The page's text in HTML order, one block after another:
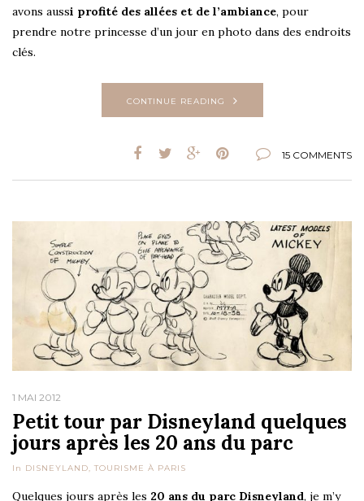
avons aussi profité des allées et de l’ambiance, pour
prendre notre princesse d’un jour en photo dans des endroits
clés.
CONTINUE READING
15 COMMENTS
1 MAI 2012
Petit tour par Disneyland quelques
jours après les 20 ans du parc
In DISNEYLAND, TOURISME À PARIS
Quelques jours après les 20 ans du parc Disneyland, je m’y